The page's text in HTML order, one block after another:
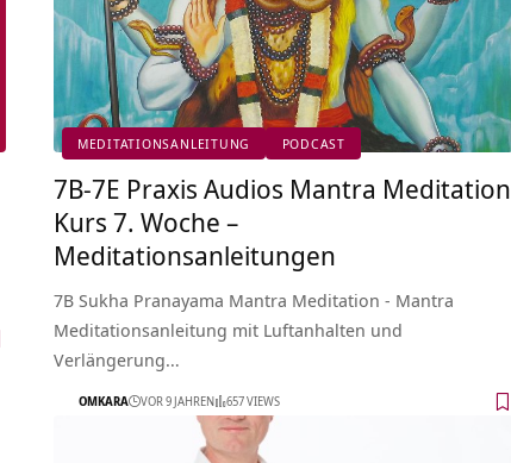
MEDITATIONSANLEITUNG PODCAST
7B-7E Praxis Audios Mantra Meditation
Kurs 7. Woche –
Meditationsanleitungen
7B Sukha Pranayama Mantra Meditation - Mantra
Meditationsanleitung mit Luftanhalten und
Verlängerung…
OMKARA VOR 9 JAHREN 657 VIEWS